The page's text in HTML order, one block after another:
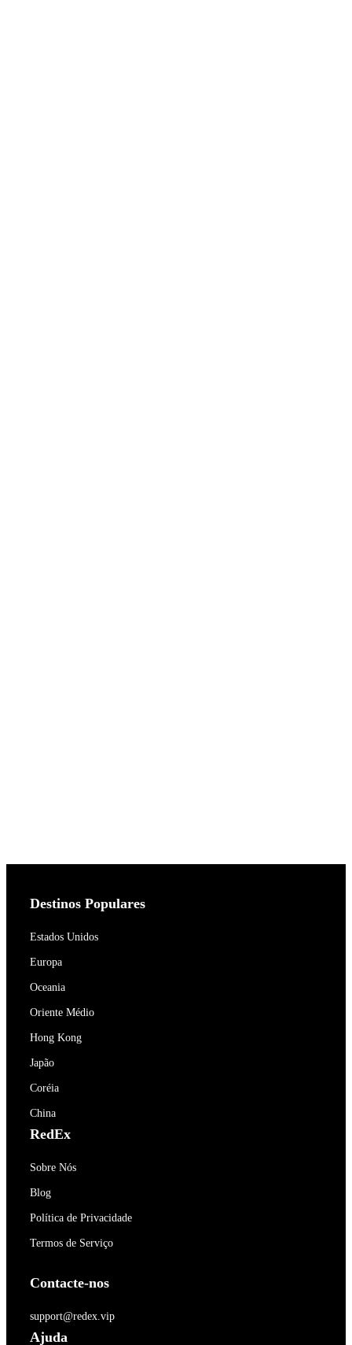
Destinos Populares
Estados Unidos
Europa
Oceania
Oriente Médio
Hong Kong
Japão
Coréia
China
RedEx
Sobre Nós
Blog
Política de Privacidade
Termos de Serviço
Contacte-nos
support@redex.vip
Ajuda